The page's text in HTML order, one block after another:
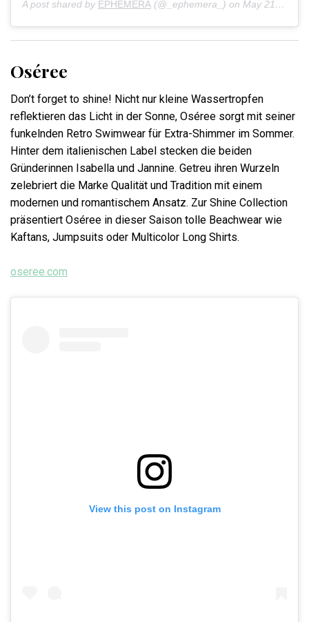
A post shared by EPHEMERA (@_ephemera_) on May 21, 2020 at 2:10pm PDT
Oséree
Don’t forget to shine! Nicht nur kleine Wassertropfen
reflektieren das Licht in der Sonne, Oséree sorgt mit seiner
funkelnden Retro Swimwear für Extra-Shimmer im Sommer.
Hinter dem italienischen Label stecken die beiden
Gründerinnen Isabella und Jannine. Getreu ihren Wurzeln
zelebriert die Marke Qualität und Tradition mit einem
modernen und romantischem Ansatz. Zur Shine Collection
präsentiert Oséree in dieser Saison tolle Beachwear wie
Kaftans, Jumpsuits oder Multicolor Long Shirts.
oseree.com
View this post on Instagram